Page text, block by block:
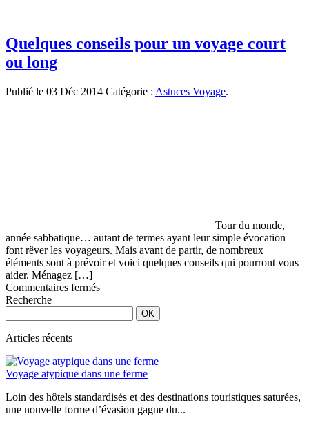
Quelques conseils pour un voyage court
ou long
Publié le 03 Déc 2014 Catégorie : Astuces Voyage.
Tour du monde,
année sabbatique… autant de termes ayant leur simple évocation
font rêver les voyageurs. Mais avant de partir, de nombreux
éléments sont à prévoir et voici quelques conseils qui pourront vous
aider. Ménagez […]
Commentaires ferméssur
pour
court
ou
Recherche
Articles récents
Voyage atypique dans une ferme
Loin des hôtels standardisés et des destinations touristiques saturées,
une nouvelle forme d’évasion gagne du...